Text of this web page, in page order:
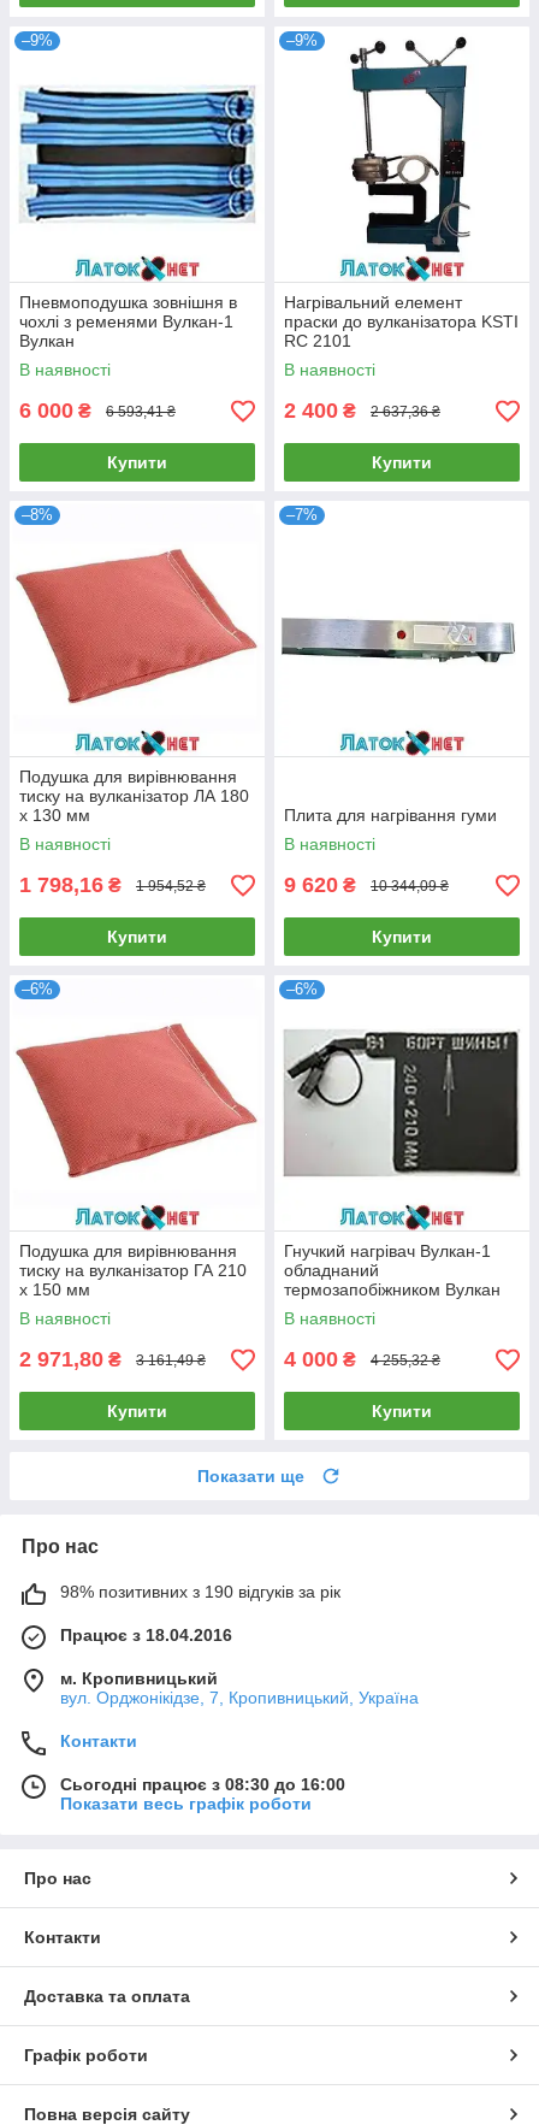
–9%
Пневмоподушка зовнішня в
чохлі з ременями Вулкан-1
Вулкан
В наявності
6 000 ₴ 6 593,41 ₴
Купити
–9%
Нагрівальний елемент
праски до вулканізатора KSTI
RC 2101
В наявності
2 400 ₴ 2 637,36 ₴
Купити
–8%
Подушка для вирівнювання
тиску на вулканізатор ЛА 180
х 130 мм
В наявності
1 798,16 ₴ 1 954,52 ₴
Купити
–7%
Плита для нагрівання гуми
В наявності
9 620 ₴ 10 344,09 ₴
Купити
–6%
Подушка для вирівнювання
тиску на вулканізатор ГА 210
х 150 мм
В наявності
2 971,80 ₴ 3 161,49 ₴
Купити
–6%
Гнучкий нагрівач Вулкан-1
обладнаний
термозапобіжником Вулкан
В наявності
4 000 ₴ 4 255,32 ₴
Купити
Показати ще
Про нас
98% позитивних з 190 відгуків за рік
Працює з 18.04.2016
м. Кропивницький
вул. Орджонікідзе, 7, Кропивницький, Україна
Контакти
Сьогодні працює з 08:30 до 16:00
Показати весь графік роботи
Про нас
Контакти
Доставка та оплата
Графік роботи
Повна версія сайту